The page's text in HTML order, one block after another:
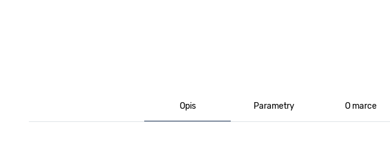
Opis Parametry O marce